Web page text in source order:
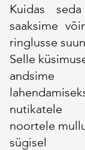
Kuidas
saaksime
ringlusse
Selle
andsime
nutikatele
noortele
sügisel